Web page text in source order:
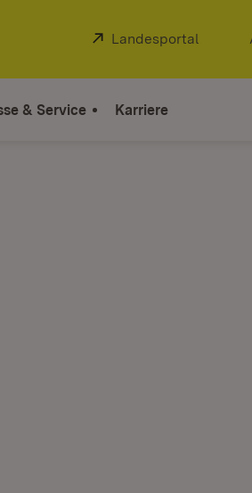
Extern:
Landesportal
& Service Karriere